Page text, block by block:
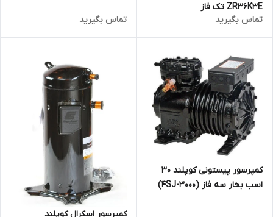
ZR36K3E تک فاز
تماس بگیرید
تماس بگیرید
کمپرسور پیستونی کوپلند 30
اسب بخار سه فاز (4SJ-3000)
کمپرسور اسکرال کوپلند